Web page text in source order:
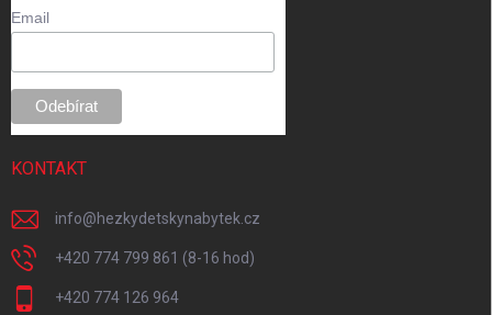
Email
KONTAKT
info@hezkydetskynabytek.cz
+420 774 799 861 (8-16 hod)
+420 774 126 964